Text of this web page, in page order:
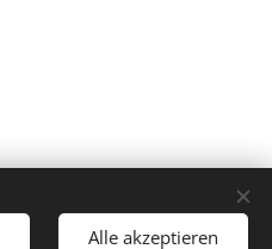
Alle akzeptieren